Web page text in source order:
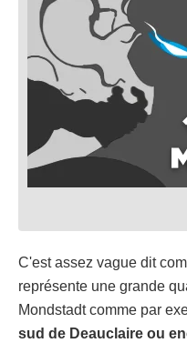
C'est assez vague dit
représente une grande
Mondstadt comme par
sud de Deauclaire ou